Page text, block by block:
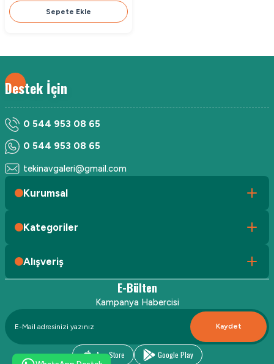
Sepete Ekle
Destek İçin
0 544 953 08 65
0 544 953 08 65
tekinavgaleri@gmail.com
Kurumsal
Kategoriler
Alışveriş
E-Bülten
Kampanya Habercisi
Kaydet
App Store Google Play